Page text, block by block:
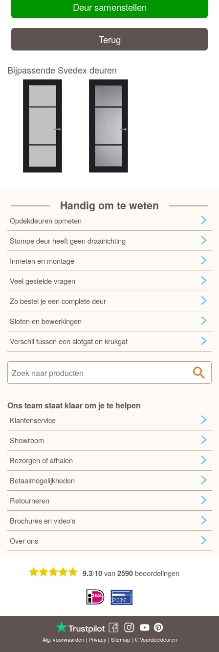
Deur samenstellen
Terug
Bijpassende Svedex deuren
Handig om te weten
Opdekdeuren opmeten
Stompe deur heeft geen draairichting
Inmeten en montage
Veel gestelde vragen
Zo bestel je een complete deur
Sloten en bewerkingen
Verschil tussen een slotgat en krukgat
Ons team staat klaar om je te helpen
Klantenservice
Showroom
Bezorgen of afhalen
Betaalmogelijkheden
Retourneren
Brochures en video's
Over ons
9.3/10van2590beoordelingen
Alg. voorwaarden| Privacy | Sitemap| © Voordeeldeuren